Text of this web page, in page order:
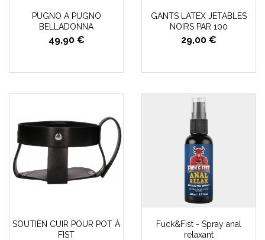
PUGNO A PUGNO
BELLADONNA
49,90 €
GANTS LATEX JETABLES
NOIRS PAR 100
29,00 €
SOUTIEN CUIR POUR POT À
FIST
Fuck&Fist - Spray anal
relaxant